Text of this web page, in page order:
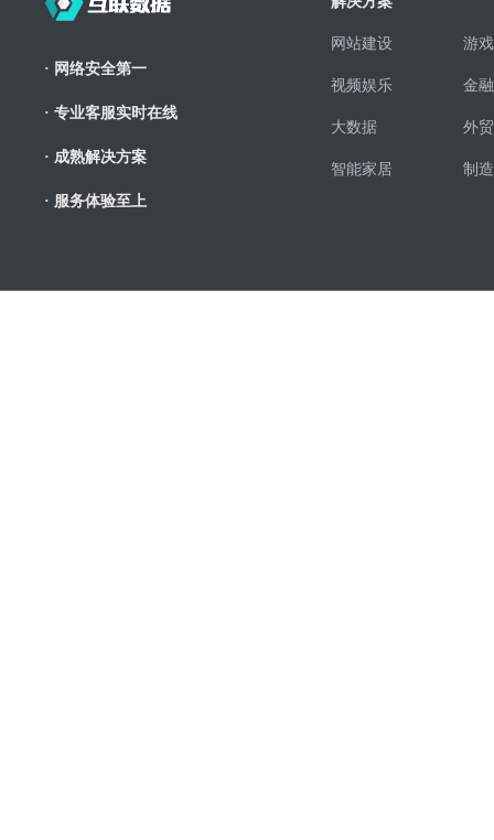
· 网络安全第一
· 专业客服实时在线
· 成熟解决方案
· 服务体验至上
网站建设 游
视频娱乐 金
大数据 外
智能家居 制